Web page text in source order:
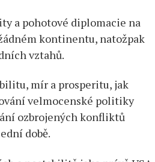
a pohotové diplomacie na
kontinentu, natožpak
vztahů.
mír a prosperitu, jak
velmocenské politiky
ozbrojených konfliktů
době.